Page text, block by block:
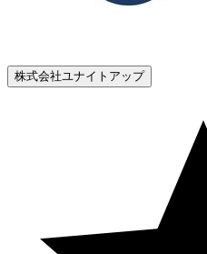
株式会社ユナイトアップ